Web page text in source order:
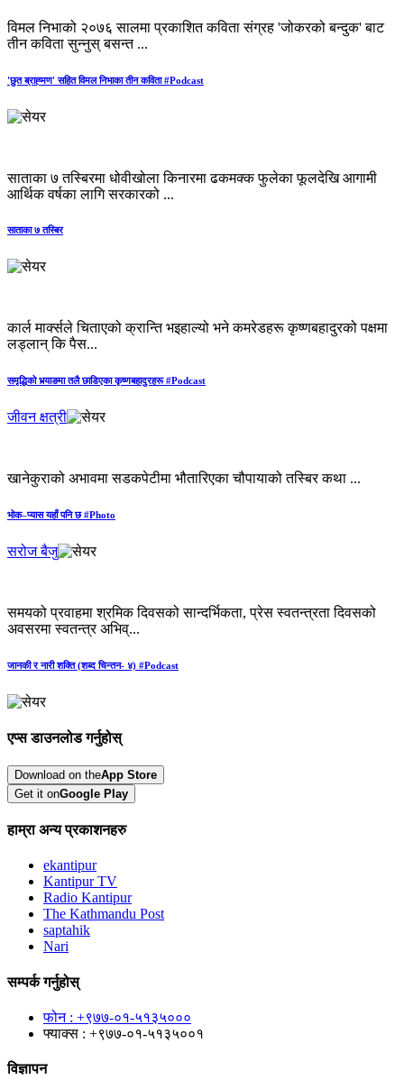
विमल निभाको २०७६ सालमा प्रकाशित कविता संग्रह 'जोकरको बन्दुक' बाट
तीन कविता सुन्नुस् बसन्त ...
'छुत ब्राह्‍मण' सहित विमल निभाका तीन कविता #Podcast
साताका ७ तस्बिरमा धोवीखोला किनारमा ढकमक्क फुलेका फूलदेखि आगामी
आर्थिक वर्षका लागि सरकारको ...
साताका ७ तस्बिर
कार्ल मार्क्सले चिताएको क्रान्ति भइहाल्यो भने कमरेडहरू कृष्णबहादुरको पक्षमा
लड्लान् कि पैस...
समृद्धिको भर्‍याङमा तलै छाडिएका कृष्णबहादुरहरू #Podcast
जीवन क्षत्री
खानेकुराको अभावमा सडकपेटीमा भौतारिएका चौपायाको तस्बिर कथा ...
भोक–प्यास यहाँ पनि छ #Photo
सरोज बैजु
समयको प्रवाहमा श्रमिक दिवसको सान्दर्भिकता, प्रेस स्वतन्त्रता दिवसको
अवसरमा स्वतन्त्र अभिव्...
जानकी र नारी शक्ति (शब्द चिन्तन- ४) #Podcast
एप्स डाउनलोड गर्नुहोस्
Download on theApp Store
Get it onGoogle Play
हाम्रा अन्य प्रकाशनहरु
ekantipur
Kantipur TV
Radio Kantipur
The Kathmandu Post
saptahik
Nari
सम्पर्क गर्नुहोस्
फोन : +९७७-०१-५१३५०००
फ्याक्स : +९७७-०१-५१३५००१
विज्ञापन